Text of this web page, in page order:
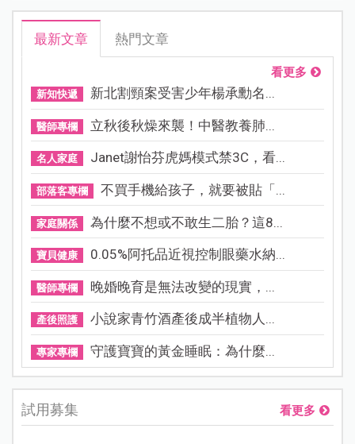
最新文章 熱門文章
看更多
新知快遞 新北割頸案受害少年楊承勳名...
醫師專欄 立秋後秋燥來襲！中醫教養肺...
名人家庭 Janet謝怡芬虎媽模式禁3C，看...
部落客專欄 不買手機給孩子，就要被貼「...
家庭關係 為什麼不想或不敢生二胎？這8...
寶貝健康 0.05%阿托品近視控制眼藥水納...
醫師專欄 晚婚晚育是無法改變的現實，...
產後照護 小說家青竹酒產後成半植物人...
專家專欄 守護寶寶的黃金睡眠：為什麼...
試用募集 看更多